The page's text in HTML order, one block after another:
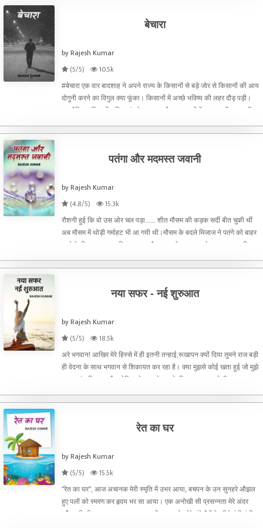
बेचारा
by Rajesh Kumar
(5/5)
10.5k
#बेचारा एक वार बादशाह ने अपने राज्य के किसानों से बड़े जोर से किसानों की आय
दोगुनी करने का विगुल क्या फूंका। किसानों में अच्छे भविष्य की लहर दौड़ पड़ी।
राजनैतिक गलियारों सहित गांव के नुक्कड़ और पत्राचारों में हुकूमत की वाह वाही
पतंगा और मदमस्त जवानी
by Rajesh Kumar
(4.8/5)
15.3k
रौशनी हुई कि वो उस ओर चल पड़ा...... शीत मौसम की कड़क सर्दी बीत चुकी थीं
अब मौसम में थोड़ी गर्माहट भी आ गयी थी।मौसम के बदले मिजाज ने पतंगे को बाहर
आने के लिए मजबूर कर दिया। सारा मौसम उस के अनुकूल हो चुका था मगर दिन
नया सफर - नई शुरुआत
by Rajesh Kumar
(5/5)
18.5k
अरे भगवान! आखिर मेरे हिस्से में ही इतनी तन्हाई,रूखापन क्यों दिया तुमने राज बड़ी
ही वेदना के साथ भगवान से शिकायत कर रहा है। क्या मुझसे कोई खता हुई जो मुझे
इसका दंड मिल रहा है। लेकिन ये बात वो खुद के सिवाय भगवान से ही कह सकता
रेत का घर
by Rajesh Kumar
(5/5)
15.5k
"रेत का घर", आज अचानक मेरी स्मृति में उभर आया, बचपन के उन सुनहरे औझल
हुए पलों को स्मरण कर हृदय भर सा आया। एक अनोखी सी प्रसन्नता मेरे अंदर
कौंध रही थी। शाम का समय आसमान में बादल ओर मेरे नंगे पैरों के नीचे ठंडी ठंडी